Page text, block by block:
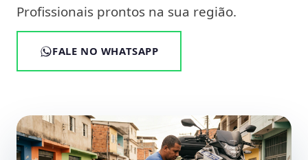
Profissionais prontos na sua região.
FALE NO WHATSAPP